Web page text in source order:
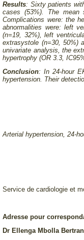
Results: Sixty patients
cases (53%). The mean
Complications were: the
abnormalities were: left
(n=19, 32%), left
extrasystole (n=30, 50%)
univariate analysis, the
hypertrophy (OR 3.3,
Conclusion: In 24-hour
hypertension. Their
Arterial hypertension, 24-
Service de cardiologie et
Adresse pour
Dr Ellenga Mbolla